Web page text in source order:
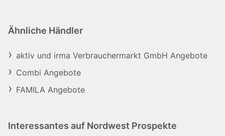
Ähnliche Händler
aktiv und irma Verbrauchermarkt GmbH Angebote
Combi Angebote
FAMILA Angebote
Interessantes auf Nordwest Prospekte